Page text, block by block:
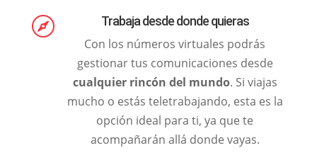
 Trabaja desde donde quieras
Con los números virtuales podrás
gestionar tus comunicaciones desde
cualquier rincón del mundo. Si viajas
mucho o estás teletrabajando, esta es la
opción ideal para ti, ya que te
acompañarán allá donde vayas.